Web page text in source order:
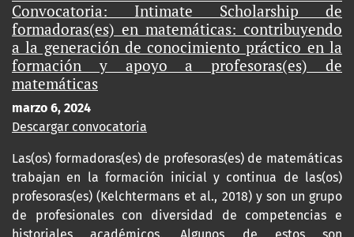
Convocatoria: Intimate Scholarship de
formadoras(es) en matemáticas: contribuyendo
a la generación de conocimiento práctico en la
formación y apoyo a profesoras(es) de
matemáticas
marzo 6, 2024
Descargar convocatoria
Las(os) formadoras(es) de profesoras(es) de matemáticas
trabajan en la formación inicial y continua de las(os)
profesoras(es) (Kelchtermans et al., 2018) y son un grupo
de profesionales con diversidad de competencias e